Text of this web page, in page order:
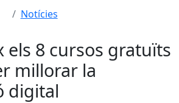
Notícies
els 8 cursos gratuïts
millorar la
digital